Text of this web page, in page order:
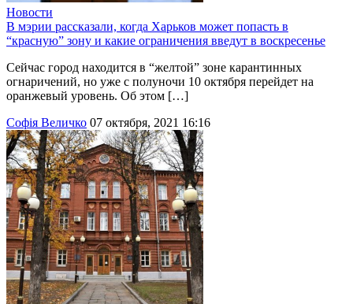
Новости
В мэрии рассказали, когда Харьков может попасть в
“красную” зону и какие ограничения введут в воскресенье
Сейчас город находится в “желтой” зоне карантинных
огнаричений, но уже с полуночи 10 октября перейдет на
оранжевый уровень. Об этом […]
Софія Величко 07 октября, 2021 16:16